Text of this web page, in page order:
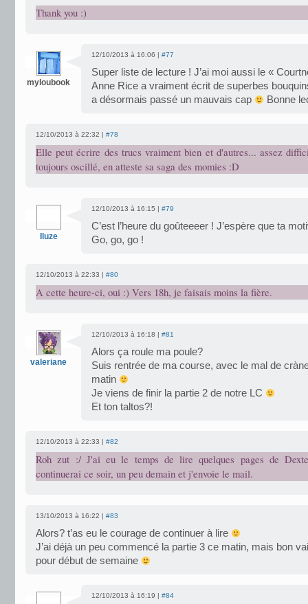
Thank you :)
myloubook
12/10/2013 à 16:06 | #77
Super liste de lecture ! J’ai moi aussi le «
Anne Rice a vraiment écrit de superbes
a désormais passé un mauvais cap
Bonne
12/10/2013 à 22:32 | #78
Elle peut écrire des trucs vraiment bien et d'autres... assez
toujours oscillé, en atteste sa saga des momies :D
Iluze
12/10/2013 à 16:15 | #79
C’est l’heure du goûteeeer ! J’espère que ta
Go, go, go !
12/10/2013 à 22:33 | #80
A cette heure-ci, oui :) Vers 18h, je faisais moins la fière.
valeriane
12/10/2013 à 16:18 | #81
Alors ça roule ma poule?
Suis rentrée de ma course, avec le mal de
matin
Je viens de finir la partie 2 de notre LC
Et ton taltos?!
12/10/2013 à 22:33 | #82
Roh zut :/ J'ai eu le temps de lire quelques pages de
continuerai ce soir, un peu demain et j'envoie le mail.
13/10/2013 à 16:22 | #83
Alors? t’as eu le courage de continuer à lire
J’ai déjà un peu commencé la partie 3 ce matin, mais bon
pour début de semaine
12/10/2013 à 16:19 | #84